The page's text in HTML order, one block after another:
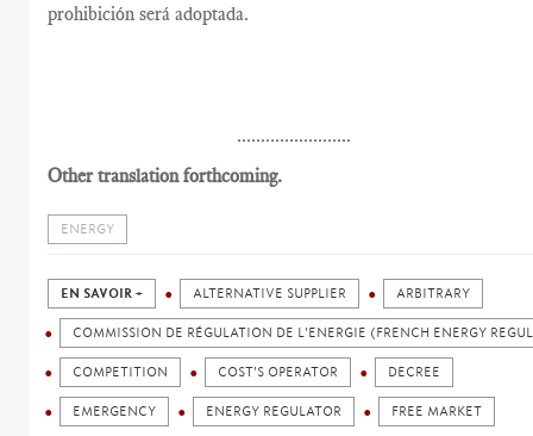
prohibición será adoptada.
........................
Other translation forthcoming.
ENERGY
EN SAVOIR + ALTERNATIVE SUPPLIER ARBITRARY
COMMISSION DE RÉGULATION DE L'ENERGIE (FRENCH ENERGY
COMPETITION COST'S OPERATOR DECREE
EMERGENCY ENERGY REGULATOR FREE MARKET